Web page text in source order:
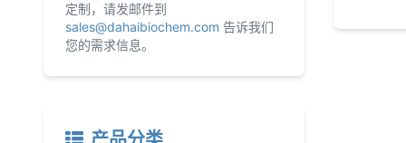
定制，请发邮件到
sales@dahaibiochem.com 告诉我们
您的需求信息。